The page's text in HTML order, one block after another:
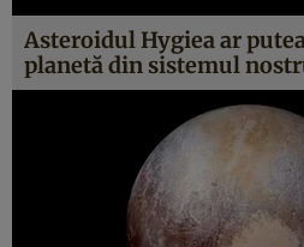
Asteroidul Hygiea ar
planetă din sistemul